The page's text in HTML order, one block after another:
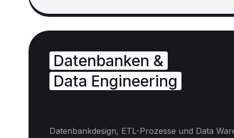
Datenbanken &
Data Engineering
Datenbankdesign, ETL-Prozesse und Data